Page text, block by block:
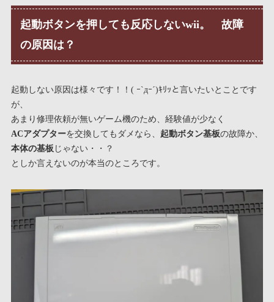
起動ボタンを押しても反応しないwii。 故障
の原因は？
起動しない原因は様々です！！( ｰ`дｰ´)ｷﾘｯと言いたいとことです
が、
あまり修理依頼が無いゲーム機のため、経験値が少なく
ACアダプターを交換してもダメなら、 起動ボタン基板の故障か、
本体の基板 じゃない・・？
としか言えないのが本当のところです。